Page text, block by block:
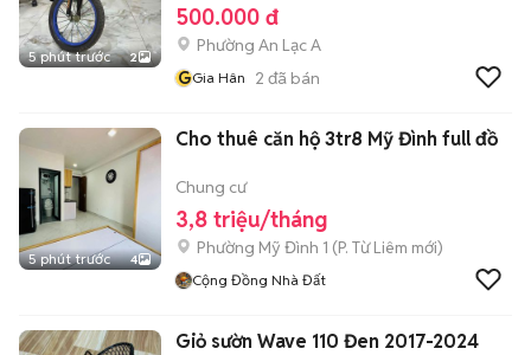
5 phút trước 2
500.000 đ
Phường An Lạc A
GGia Hân 2 đã bán
5 phút trước 4
Cho thuê căn hộ 3tr8 Mỹ Đình full đồ
Chung cư
3,8 triệu/tháng
Phường Mỹ Đình 1 (P. Từ Liêm mới)
Cộng Đồng Nhà Đất
Giỏ sườn Wave 110 Đen 2017-2024